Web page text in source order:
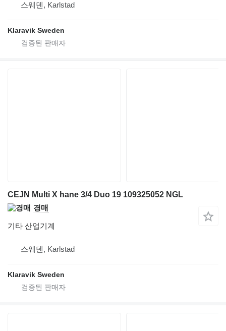
스웨덴, Karlstad
Klaravik Sweden
CEJN Multi X hane 3/4 Duo 19 109325052 NGL
경매
기타 산업기계
스웨덴, Karlstad
Klaravik Sweden